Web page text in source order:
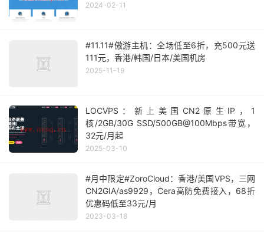
2024-02-11
#11.11#傲游主机：全场低至6折，充500元送
111元，香港/韩国/日本/美国机房
2025-11-19
LOCVPS：新上美国CN2原生IP，1
核/2GB/30G SSD/500GB@100Mbps带宽，
32元/月起
2025-03-10
#月中限定#ZoroCloud：香港/美国VPS，三网
CN2GIA/as9929，Cera高防免费接入，68折
优惠码低至33元/月
2023-03-18